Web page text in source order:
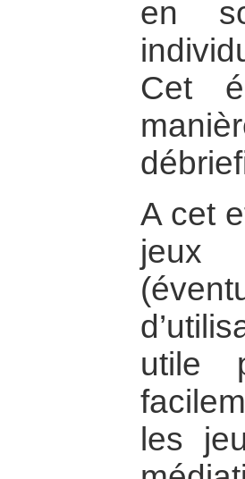
en
Cet
A cet
utile
les